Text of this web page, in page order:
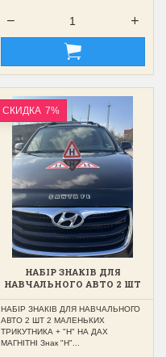
СКИДКА 7%
НАБІР ЗНАКІВ ДЛЯ
НАВЧАЛЬНОГО АВТО 2 ШТ
ТРИКУТНИКА + "Н" НА ДАХ
МАГНІТНІ
НАБІР ЗНАКІВ ДЛЯ НАВЧАЛЬНОГО
АВТО 2 ШТ 2 МАЛЕНЬКИХ
ТРИКУТНИКА + "Н" НА ДАХ
МАГНІТНІ Знак "Н"...